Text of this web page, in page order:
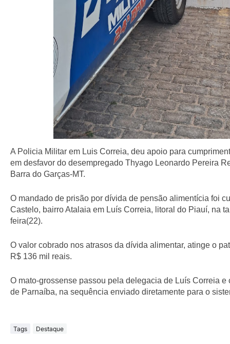
A Policia Militar em Luis Correia, deu apoio para
em desfavor do desempregado Thyago Leonardo Pereira
Barra do Garças-MT.
O mandado de prisão por dívida de pensão alimentícia foi
Castelo, bairro Atalaia em Luís Correia, litoral do Piauí, na
feira(22).
O valor cobrado nos atrasos da dívida alimentar, atinge o
R$ 136 mil reais.
O mato-grossense passou pela delegacia de Luís Correia e
de Parnaíba, na sequência enviado diretamente para o
Tags Destaque